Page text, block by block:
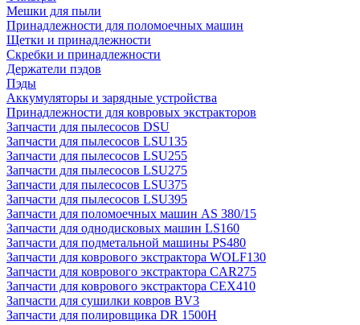
Мешки для пыли
Принадлежности для поломоечных машин
Щетки и принадлежности
Скребки и принадлежности
Держатели пэдов
Пэды
Аккумуляторы и зарядные устройства
Принадлежности для ковровых экстракторов
Запчасти для пылесосов DSU
Запчасти для пылесосов LSU135
Запчасти для пылесосов LSU255
Запчасти для пылесосов LSU275
Запчасти для пылесосов LSU375
Запчасти для пылесосов LSU395
Запчасти для поломоечных машин AS 380/15
Запчасти для однодисковых машин LS160
Запчасти для подметальной машины PS480
Запчасти для коврового экстрактора WOLF130
Запчасти для коврового экстрактора CAR275
Запчасти для коврового экстрактора CEX410
Запчасти для сушилки ковров BV3
Запчасти для полировщика DR 1500H